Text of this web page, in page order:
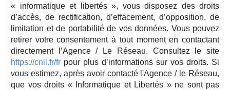
« informatique et libertés », vous disposez des droits
d’accès, de rectification, d’effacement, d’opposition, de
limitation et de portabilité de vos données. Vous pouvez
retirer votre consentement à tout moment en contactant
directement l’Agence / Le Réseau. Consultez le site
https://cnil.fr/fr pour plus d’informations sur vos droits. Si
vous estimez, après avoir contacté l'Agence / le Réseau,
que vos droits « Informatique et Libertés » ne sont pas